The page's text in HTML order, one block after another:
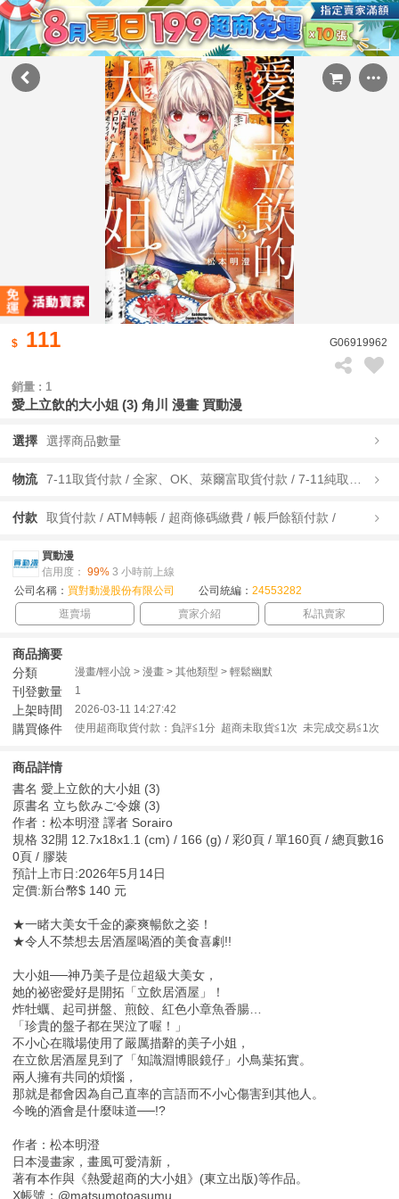
111 G06919962
銷量 : 1
愛上立飲的大小姐 (3) 角川 漫畫 買動漫
選擇 選擇商品數量
物流
付款 取貨付款 / ATM轉帳 / 超商條碼繳費 / 帳戶餘額付款 /
買動漫
信用度： 99% 3 小時前上線
公司名稱： 買對動漫股份有限公司 公司統編： 24553282
逛賣場
賣家介紹 私訊賣家
商品摘要
分類
漫畫/輕小說 > 漫畫 > 其他類型 > 輕鬆幽默
刊登數量 1
上架時間 2026-03-11 14:27:42
購買條件 使用超商取貨付款：負評≦1分 超商未取貨≦1次 未完成交易≦1次
商品詳情
書名 愛上立飲的大小姐 (3)
原書名 立ち飲みご令嬢 (3)
作者：松本明澄 譯者 Sorairo
規格 32開 12.7x18x1.1 (cm) / 166 (g) / 彩0頁 / 單160頁 / 總頁數16
0頁 / 膠裝
預計上市日:2026年5月14日
定價:新台幣$ 140 元
★一睹大美女千金的豪爽暢飲之姿！
★令人不禁想去居酒屋喝酒的美食喜劇!!
大小姐──神乃美子是位超級大美女，
她的祕密愛好是開拓「立飲居酒屋」！
炸牡蠣、起司拼盤、煎餃、紅色小章魚香腸…
「珍貴的盤子都在哭泣了喔！」
不小心在職場使用了嚴厲措辭的美子小姐，
在立飲居酒屋見到了「知識淵博眼鏡仔」小鳥葉拓實。
兩人擁有共同的煩惱，
那就是都會因為自己直率的言語而不小心傷害到其他人。
今晚的酒會是什麼味道──!?
作者：松本明澄
日本漫畫家，畫風可愛清新，
著有本作與《熱愛超商的大小姐》(東立出版)等作品。
X帳號：@matsumotoasumu